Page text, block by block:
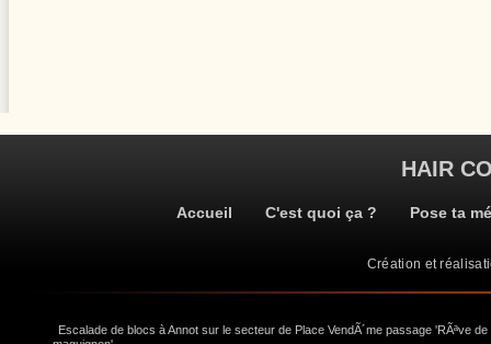
HAIR
Accueil C'est quoi ça ? Pose ta
Création et
Escalade de blocs à Annot sur le secteur de Place VendÃ´me passage 'RÃªve de